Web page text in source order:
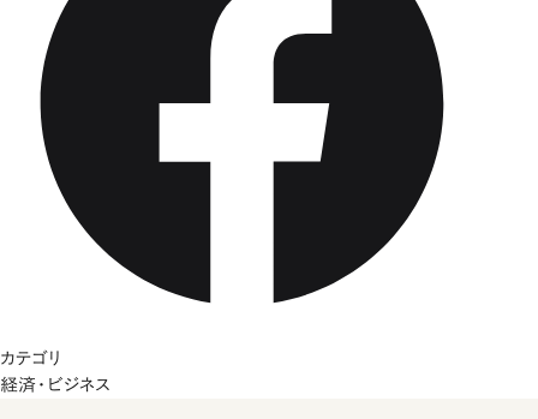
カテゴリ
経済・ビジネス